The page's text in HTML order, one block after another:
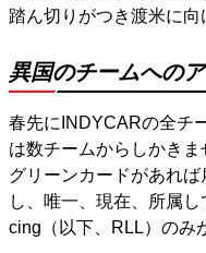
踏ん切りがつき渡米に向
異国のチームへの
春先にINDYCARの全チ
は数チームからしかき
グリーンカードがあれ
し、唯一、現在、所属
cing（以下、RLL）のみ